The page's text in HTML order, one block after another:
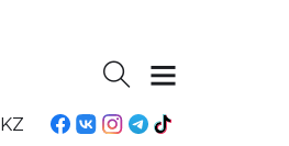
KZ